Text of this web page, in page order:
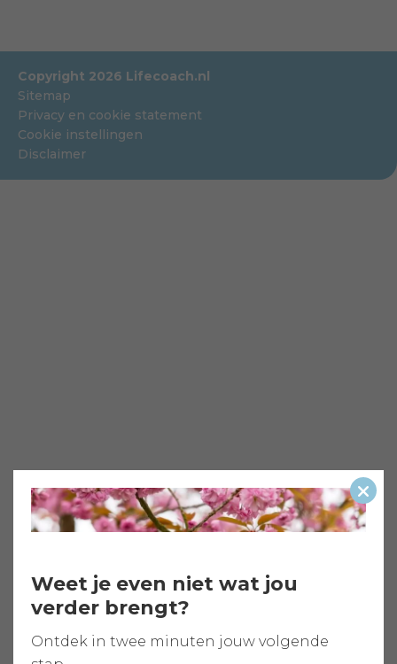
Copyright 2026 Lifecoach.nl
Sitemap
Privacy en cookie statement
Cookie instellingen
Disclaimer
Weet je even niet wat jou
verder brengt?
Ontdek in twee minuten jouw volgende